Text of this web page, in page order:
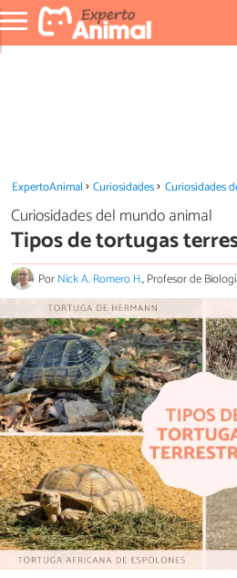
ExpertoAnimal Curiosidades Curiosidades
Curiosidades del mundo animal
Tipos de tortugas
PorNick A. Romero H., Profesor de